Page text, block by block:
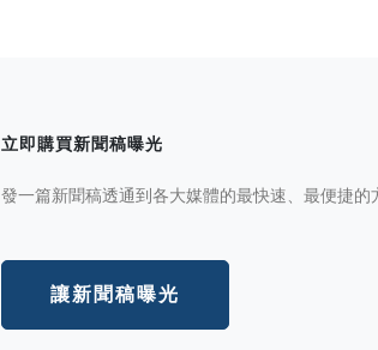
立即購買新聞稿曝光
發一篇新聞稿透通到各大媒體的最快速、最便捷的
讓新聞稿曝光